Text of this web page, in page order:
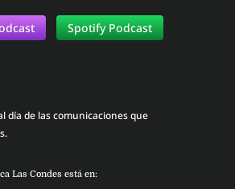
Spotify Podcast
día de las comunicaciones que
Las Condes está en: